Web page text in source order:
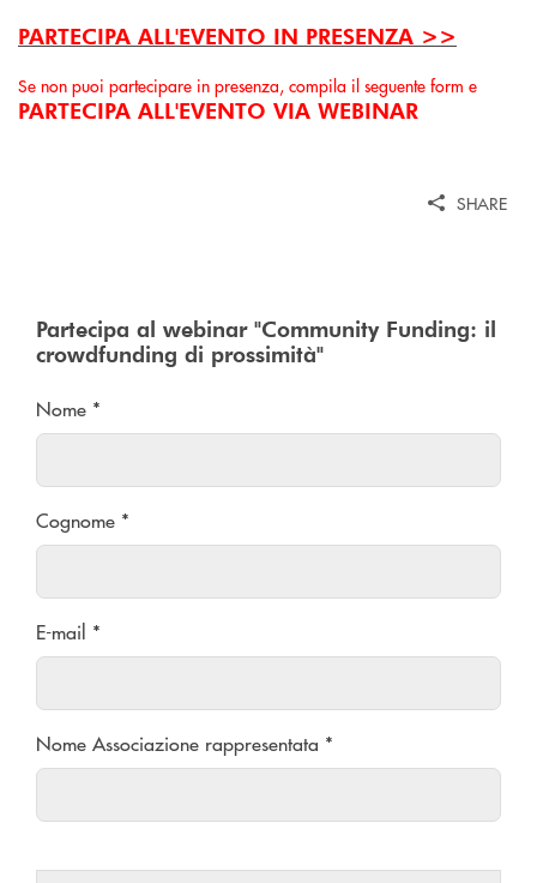
PARTECIPA ALL'EVENTO IN PRESENZA >>
Se non puoi partecipare in presenza, compila il seguente form e
PARTECIPA ALL'EVENTO VIA WEBINAR
SHARE
Partecipa al webinar "Community Funding: il
crowdfunding di prossimità"
Nome *
Cognome *
E-mail *
Nome Associazione rappresentata *